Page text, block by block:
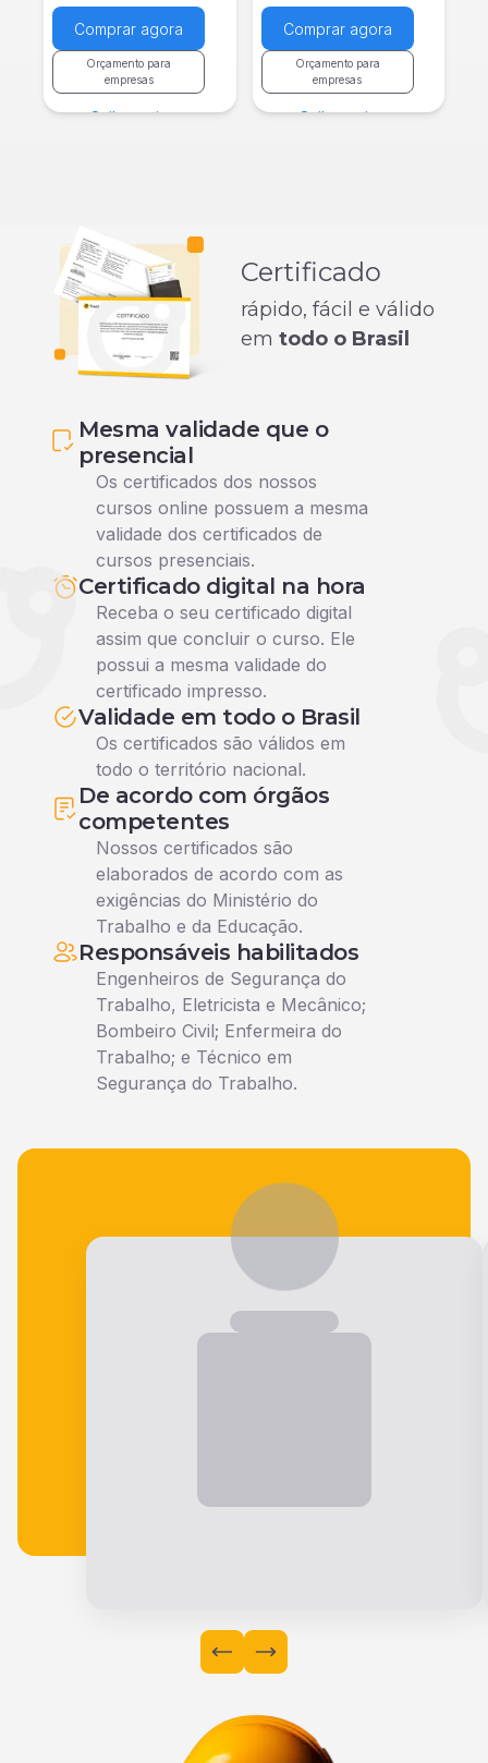
Comprar agora
Orçamento para
empresas
Saiba mais
Comprar agora
Orçamento para
empresas
Saiba mais
Certificado
rápido, fácil e válido
em todo o Brasil
Mesma validade que o
presencial
Os certificados dos nossos
cursos online possuem a mesma
validade dos certificados de
cursos presenciais.
Certificado digital na hora
Receba o seu certificado digital
assim que concluir o curso. Ele
possui a mesma validade do
certificado impresso.
Validade em todo o Brasil
Os certificados são válidos em
todo o território nacional.
De acordo com órgãos
competentes
Nossos certificados são
elaborados de acordo com as
exigências do Ministério do
Trabalho e da Educação.
Responsáveis habilitados
Engenheiros de Segurança do
Trabalho, Eletricista e Mecânico;
Bombeiro Civil; Enfermeira do
Trabalho; e Técnico em
Segurança do Trabalho.
Veja o que nossos alunos falam